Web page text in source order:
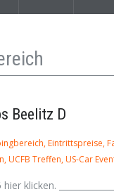
Beelitz D
Eintrittspreise
UCFB Treffen US-Car